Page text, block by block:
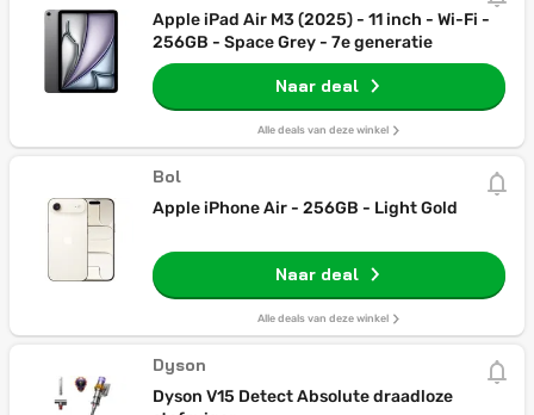
Apple iPad Air M3 (2025) - 11 inch - Wi-Fi -
256GB - Space Grey - 7e generatie
Naar deal
Alle deals van deze winkel
Bol
Apple iPhone Air - 256GB - Light Gold
Naar deal
Alle deals van deze winkel
Dyson
Dyson V15 Detect Absolute draadloze